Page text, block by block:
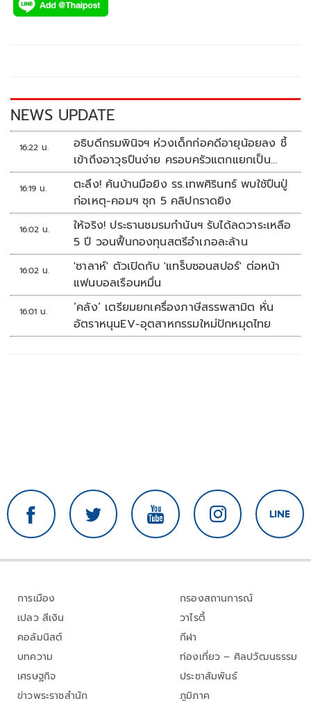
e
k
tt p
k
NEWS UPDATE
16:22 น.
อธิบดีกรมพินิจฯ ห่วงเด็กก่อคดีอายุน้อยลง ชี้
เข้าถึงอาวุธปืนง่าย ครอบครัวแตกแยกเป็น
ชนวนสำคัญ
16:19 น.
ตะลึง! ค้นบ้านมือยิง รร.เทพศิรินทร์ พบใช้ปืนปู่
ก่อเหตุ-คอมฯ ซุก 5 คลิปกราดยิง
16:02 น.
ให้จริง! ประธานชมรมกำนันฯ รับได้ลดวาระเหลือ
5 ปี วอนฟื้นกองทุนสตรีอำเภอละล้าน
16:02 น.
'ซาลาห์' ตัวเปิดกับ 'แทร็บซอนสปอร์' ต่อหน้า
แฟนบอลเรือนหมื่น
16:01 น.
‘คลัง’ เตรียมยกเครื่องภาษีสรรพสามิต หั่น
อัตราหนุนEV-อุตสาหกรรมใหม่ปักหมุดไทย
การเมือง
เปลว สีเงิน
คอลัมนิสต์
บทความ
เศรษฐกิจ
ข่าวพระราชสำนัก
กรองสถานการณ์
วาไรตี้
กีฬา
ท่องเที่ยว – ศิลปวัฒนธรรม
ประชาสัมพันธ์
ภูมิภาค